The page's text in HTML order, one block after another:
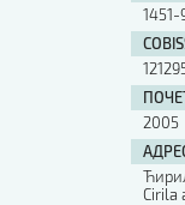
1451-
2005
Cirila